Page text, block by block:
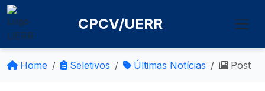
CPCV/UERR
Home Seletivos Últimas Notícias Post